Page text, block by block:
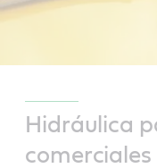
Hidráulica
comerciales